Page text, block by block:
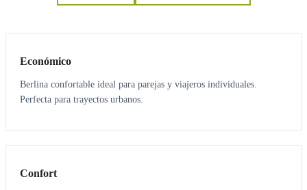
Económico
Berlina confortable ideal para parejas y viajeros individuales.
Perfecta para trayectos urbanos.
3 3
Confort